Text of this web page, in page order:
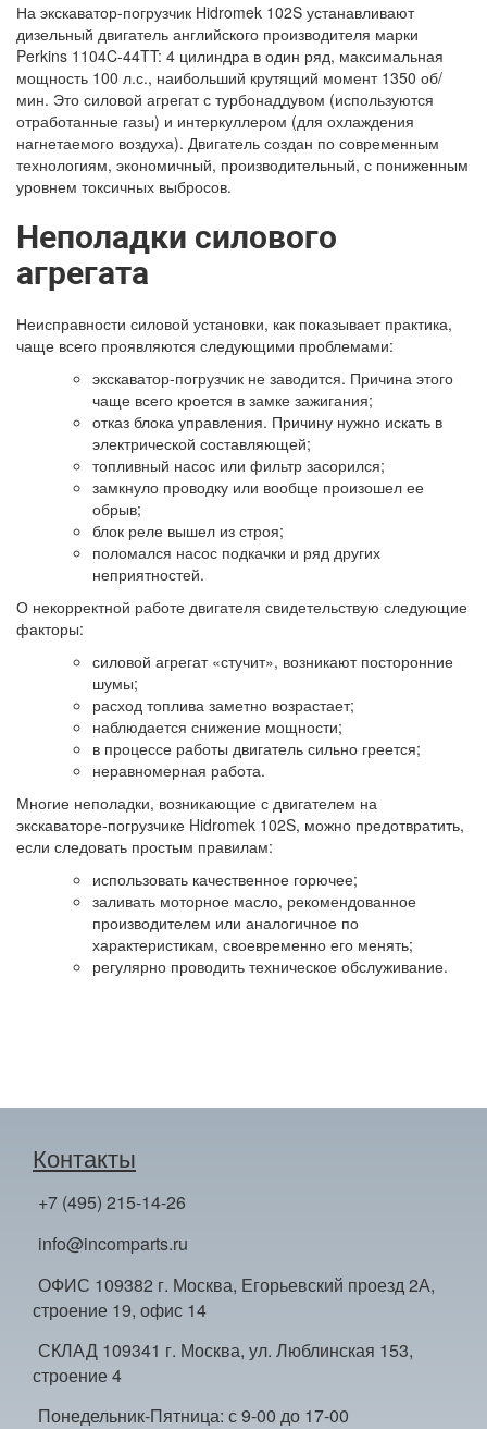
На экскаватор-погрузчик Hidromek 102S устанавливают
дизельный двигатель английского производителя марки
Perkins 1104C-44TT: 4 цилиндра в один ряд, максимальная
мощность 100 л.с., наибольший крутящий момент 1350 об/
мин. Это силовой агрегат с турбонаддувом (используются
отработанные газы) и интеркуллером (для охлаждения
нагнетаемого воздуха). Двигатель создан по современным
технологиям, экономичный, производительный, с пониженным
уровнем токсичных выбросов.
Неполадки силового
агрегата
Неисправности силовой установки, как показывает практика,
чаще всего проявляются следующими проблемами:
экскаватор-погрузчик не заводится. Причина этого
чаще всего кроется в замке зажигания;
отказ блока управления. Причину нужно искать в
электрической составляющей;
топливный насос или фильтр засорился;
замкнуло проводку или вообще произошел ее
обрыв;
блок реле вышел из строя;
поломался насос подкачки и ряд других
неприятностей.
О некорректной работе двигателя свидетельствую следующие
факторы:
силовой агрегат «стучит», возникают посторонние
шумы;
расход топлива заметно возрастает;
наблюдается снижение мощности;
в процессе работы двигатель сильно греется;
неравномерная работа.
Многие неполадки, возникающие с двигателем на
экскаваторе-погрузчике Hidromek 102S, можно предотвратить,
если следовать простым правилам:
использовать качественное горючее;
заливать моторное масло, рекомендованное
производителем или аналогичное по
характеристикам, своевременно его менять;
регулярно проводить техническое обслуживание.
Контакты
+7 (495) 215-14-26
info@incomparts.ru
ОФИС 109382 г. Москва, Егорьевский проезд 2А,
строение 19, офис 14
СКЛАД 109341 г. Москва, ул. Люблинская 153,
строение 4
Понедельник-Пятница: с 9-00 до 17-00